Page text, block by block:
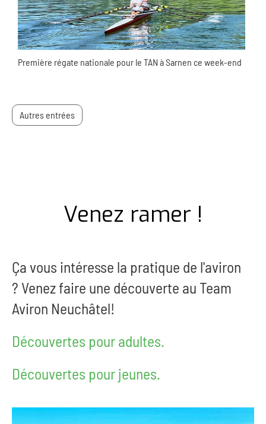
Première régate nationale pour le TAN à Sarnen ce week-end
Autres entrées
Venez ramer !
Ça vous intéresse la pratique de l'aviron
? Venez faire une découverte au Team
Aviron Neuchâtel!
Découvertes pour adultes.
Découvertes pour jeunes.